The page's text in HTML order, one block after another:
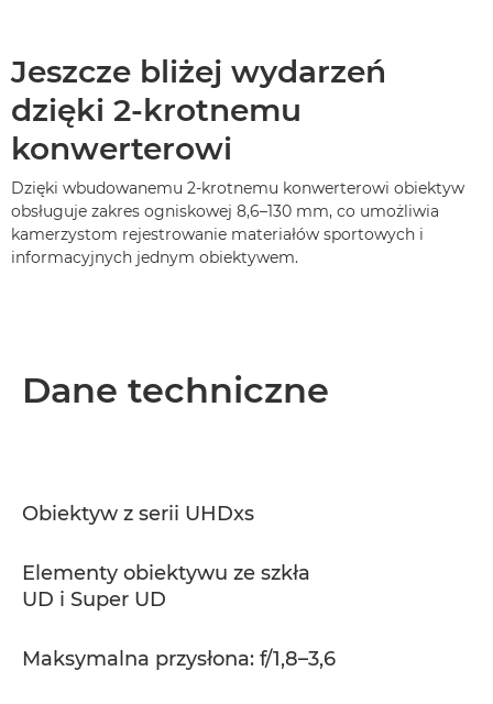
Jeszcze bliżej wydarzeń
dzięki 2-krotnemu
konwerterowi
Dzięki wbudowanemu 2-krotnemu konwerterowi obiektyw
obsługuje zakres ogniskowej 8,6–130 mm, co umożliwia
kamerzystom rejestrowanie materiałów sportowych i
informacyjnych jednym obiektywem.
Dane techniczne
Obiektyw z serii UHDxs
Elementy obiektywu ze szkła
UD i Super UD
Maksymalna przysłona: f/1,8–3,6